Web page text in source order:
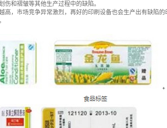
和褶皱等其他生产过程中的缺陷。
高，市场竞争异常激烈，再好的印刷设备也会生产出有缺陷